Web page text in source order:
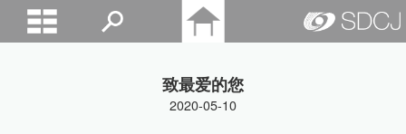
致最爱的您
2020-05-10